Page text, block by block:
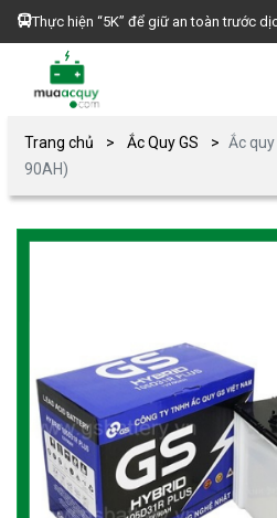
Thực hiện “5K” để giữ an toàn trước
Trang chủ Ắc Quy GS
Ắc
90AH)